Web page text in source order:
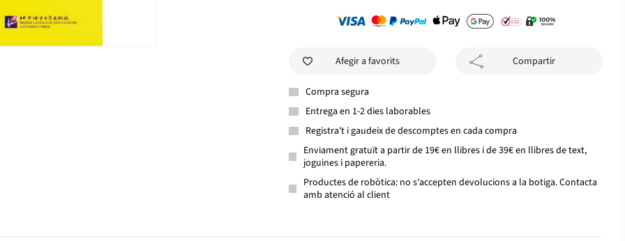
Afegir a favorits Compartir
Compra segura
Entrega en 1-2 dies laborables
Registra't i gaudeix de descomptes en cada compra
Enviament gratuït a partir de 19€ en llibres i de 39€ en llibres de text,
joguines i papereria.
Productes de robòtica: no s'accepten devolucions a la botiga. Contacta
amb atenció al client